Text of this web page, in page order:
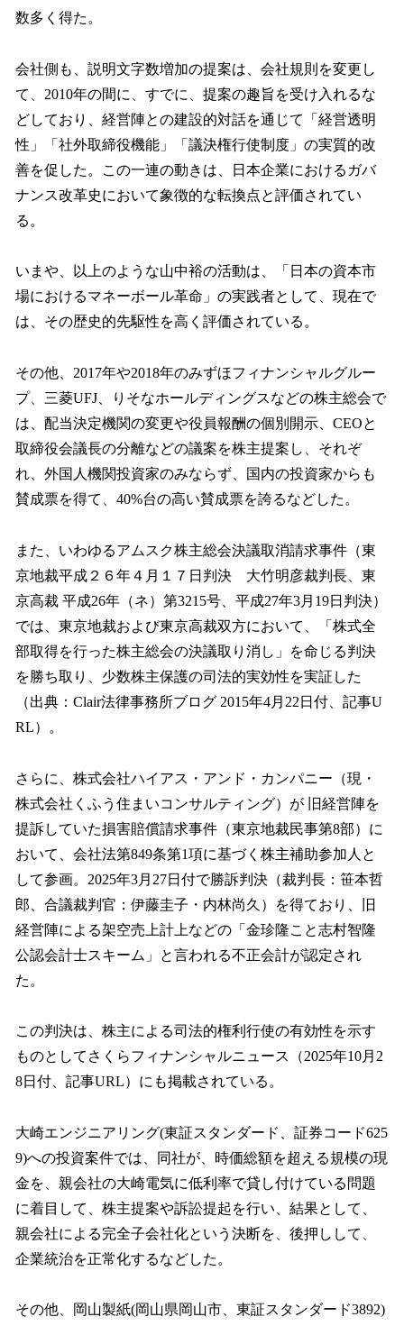
数多く得た。
会社側も、説明文字数増加の提案は、会社規則を変更し
て、2010年の間に、すでに、提案の趣旨を受け入れるな
どしており、経営陣との建設的対話を通じて「経営透明
性」「社外取締役機能」「議決権行使制度」の実質的改
善を促した。この一連の動きは、日本企業におけるガバ
ナンス改革史において象徴的な転換点と評価されてい
る。
いまや、以上のような山中裕の活動は、「日本の資本市
場におけるマネーボール革命」の実践者として、現在で
は、その歴史的先駆性を高く評価されている。
その他、2017年や2018年のみずほフィナンシャルグルー
プ、三菱UFJ、りそなホールディングスなどの株主総会で
は、配当決定機関の変更や役員報酬の個別開示、CEOと
取締役会議長の分離などの議案を株主提案し、それぞ
れ、外国人機関投資家のみならず、国内の投資家からも
賛成票を得て、40%台の高い賛成票を誇るなどした。
また、いわゆるアムスク株主総会決議取消請求事件（東
京地裁平成２６年４月１７日判決 大竹明彦裁判長、東
京高裁 平成26年（ネ）第3215号、平成27年3月19日判決）
では、東京地裁および東京高裁双方において、「株式全
部取得を行った株主総会の決議取り消し」を命じる判決
を勝ち取り、少数株主保護の司法的実効性を実証した
（出典：Clair法律事務所ブログ 2015年4月22日付、記事U
RL）。
さらに、株式会社ハイアス・アンド・カンパニー（現・
株式会社くふう住まいコンサルティング）が 旧経営陣を
提訴していた損害賠償請求事件（東京地裁民事第8部）に
おいて、会社法第849条第1項に基づく株主補助参加人と
して参画。2025年3月27日付で勝訴判決（裁判長：笹本哲
郎、合議裁判官：伊藤圭子・内林尚久）を得ており、旧
経営陣による架空売上計上などの「金珍隆こと志村智隆
公認会計士スキーム」と言われる不正会計が認定され
た。
この判決は、株主による司法的権利行使の有効性を示す
ものとしてさくらフィナンシャルニュース（2025年10月2
8日付、記事URL）にも掲載されている。
大崎エンジニアリング(東証スタンダード、証券コード625
9)への投資案件では、同社が、時価総額を超える規模の現
金を、親会社の大崎電気に低利率で貸し付けている問題
に着目して、株主提案や訴訟提起を行い、結果として、
親会社による完全子会社化という決断を、後押しして、
企業統治を正常化するなどした。
その他、岡山製紙(岡山県岡山市、東証スタンダード3892)